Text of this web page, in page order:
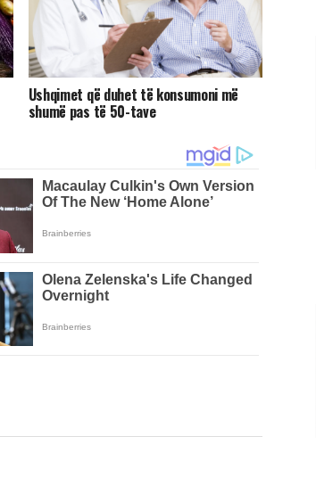
Ushqimet që duhet të konsumoni më
shumë pas të 50-tave